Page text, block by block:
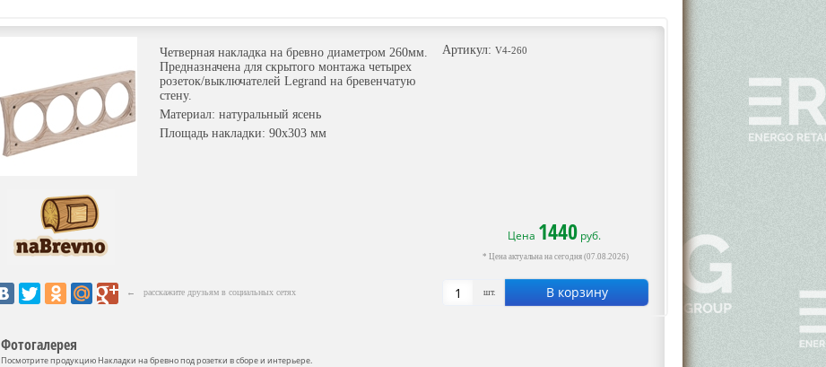
Артикул: V4-260
Цена 1440 руб.
* Цена актуальна на сегодня (07.08.2026)
шт. В корзину
Четверная накладка на бревно диаметром 260мм.
Предназначена для скрытого монтажа четырех
розеток/выключателей Legrand на бревенчатую
стену.
Материал: натуральный ясень
Площадь накладки: 90х303 мм
← расскажите друзьям в социальных сетях
Фотогалерея
Посмотрите продукцию Накладки на бревно под розетки в сборе и интерьере.